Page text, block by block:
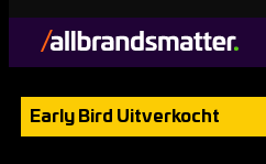
Early Bird Uitverkocht